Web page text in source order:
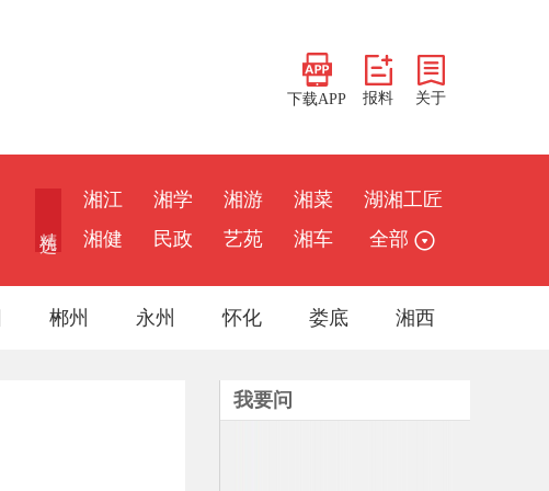
下载APP 报料 关于
湘江 湘学 湘游 湘菜
湖湘工匠
湘健
民政 艺苑 湘车 全部
郴州 永州 怀化 娄底 湘西
我要问